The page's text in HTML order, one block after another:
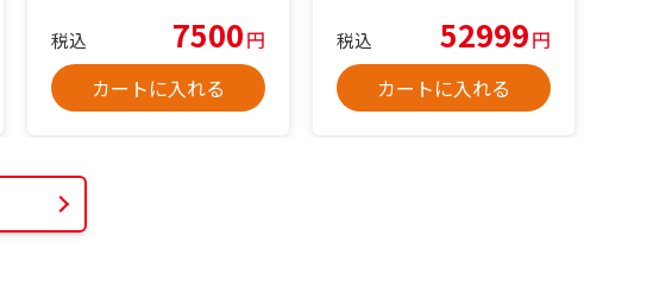
税込 7500円
カートに入れる
税込 52999円
カートに入れる